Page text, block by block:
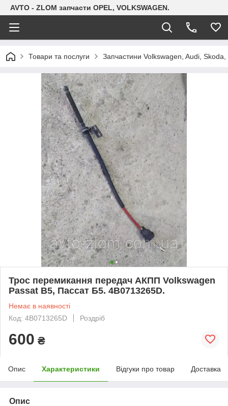
AVTO - ZLOM запчасти OPEL, VOLKSWAGEN.
Товари та послуги Запчастини Volkswagen, Audi, Skoda,
Трос перемикання передач АКПП Volkswagen
Passat B5, Пассат Б5. 4B0713265D.
Немає в наявності
Код: 4B0713265D
Роздріб
600 ₴
Опис Характеристики Відгуки про товар Доставка
Опис